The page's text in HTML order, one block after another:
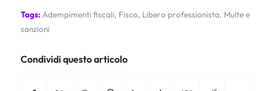
Tags:Adempimenti fiscali, Fisco, Libero professionista, Multe e
sanzioni
Condividi questo articolo